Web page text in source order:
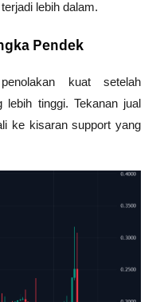
lebih dalam.
Pendek
kuat setelah
tinggi. Tekanan jual
ke kisaran support yang